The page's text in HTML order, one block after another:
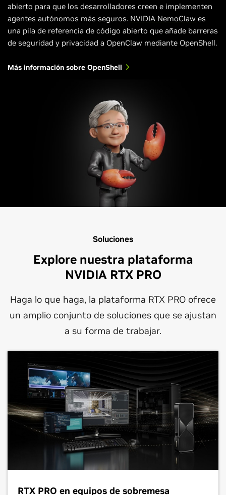
abierto para que los desarrolladores creen e implementen
agentes autónomos más seguros. NVIDIA NemoClaw es
una pila de referencia de código abierto que añade barreras
de seguridad y privacidad a OpenClaw mediante OpenShell.
Más información sobre OpenShell
Soluciones
Explore nuestra plataforma
NVIDIA RTX PRO
Haga lo que haga, la plataforma RTX PRO ofrece
un amplio conjunto de soluciones que se ajustan
a su forma de trabajar.
RTX PRO en equipos de sobremesa